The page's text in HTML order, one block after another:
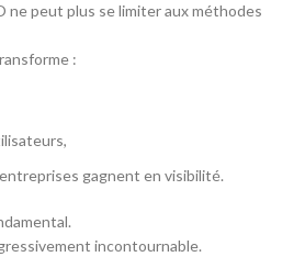
ne peut plus se limiter aux méthodes
:
gagnent en visibilité.
incontournable.